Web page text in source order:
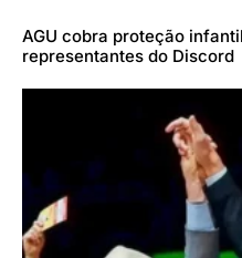
AGU cobra proteção
representantes do Discord